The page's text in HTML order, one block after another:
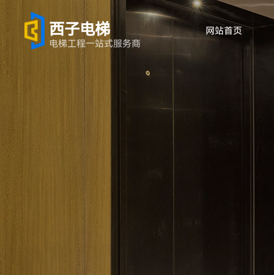
西子电梯
电梯工程一站式服务商
网站首页